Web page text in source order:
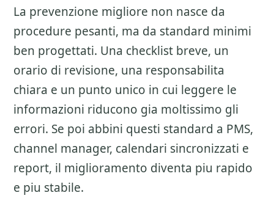
La prevenzione migliore non nasce da
procedure pesanti, ma da standard minimi
ben progettati. Una checklist breve, un
orario di revisione, una responsabilita
chiara e un punto unico in cui leggere le
informazioni riducono gia moltissimo gli
errori. Se poi abbini questi standard a PMS,
channel manager, calendari sincronizzati e
report, il miglioramento diventa piu rapido
e piu stabile.